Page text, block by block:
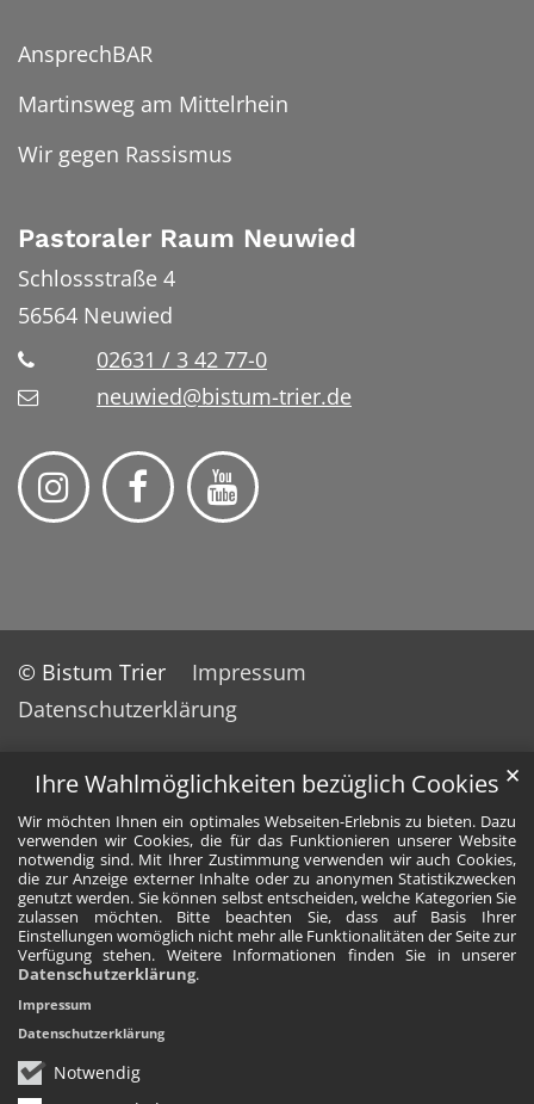
Ihre Wahlmöglichkeiten bezüglich Cookies
Wir möchten Ihnen ein optimales Webseiten-Erlebnis zu bieten. Dazu
verwenden wir Cookies, die für das Funktionieren unserer Website
notwendig sind. Mit Ihrer Zustimmung verwenden wir auch Cookies,
die zur Anzeige externer Inhalte oder zu anonymen Statistikzwecken
genutzt werden. Sie können selbst entscheiden, welche Kategorien Sie
zulassen möchten. Bitte beachten Sie, dass auf Basis Ihrer
Einstellungen womöglich nicht mehr alle Funktionalitäten der Seite zur
Verfügung stehen. Weitere Informationen finden Sie in unserer
Datenschutzerklärung.
Notwendig
✕
Impressum
Datenschutzerklärung
AnsprechBAR
Martinsweg am Mittelrhein
Wir gegen Rassismus
Pastoraler Raum Neuwied
Schlossstraße 4
56564 Neuwied
02631 / 3 42 77-0
neuwied@bistum-trier.de
© Bistum Trier
Impressum
Datenschutzerklärung